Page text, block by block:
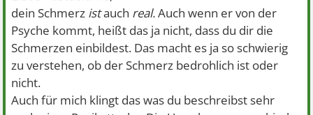
dein Schmerz istauch real.Auch wenn er von der
Psyche kommt, heißt das ja nicht, dass du dir die
Schmerzen einbildest. Das macht es ja so schwierig
zu verstehen, ob der Schmerz bedrohlich ist oder
nicht.
Auch für mich klingt das was du beschreibst sehr